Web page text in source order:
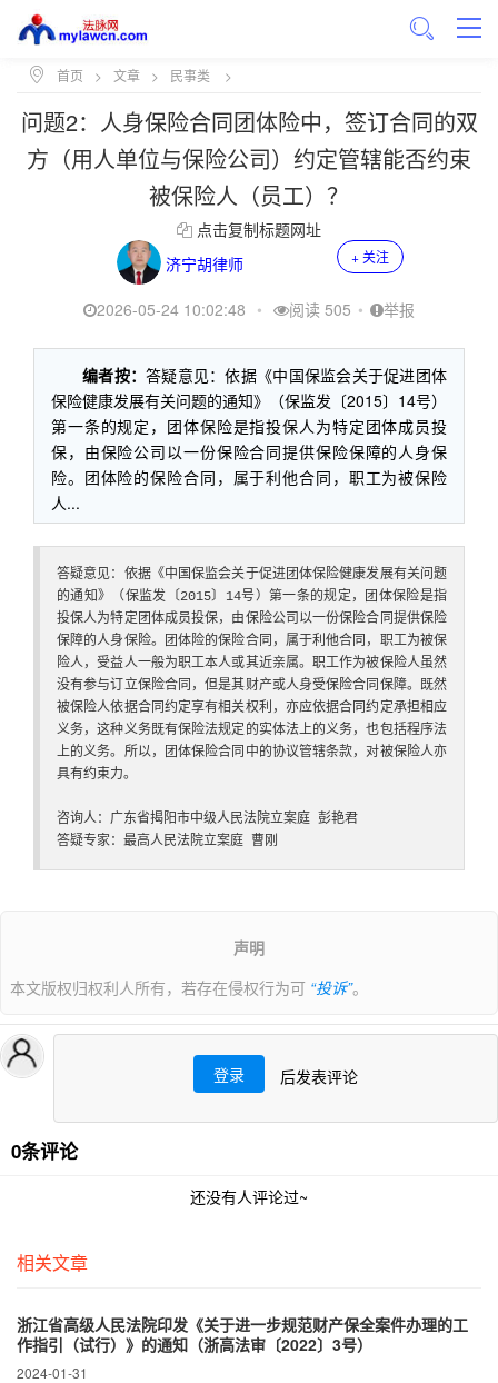
首页 > 文章 > 民事类 >
问题2：人身保险合同团体险中，签订合同的双
方（用人单位与保险公司）约定管辖能否约束
被保险人（员工）？
点击复制标题网址
济宁胡律师
+ 关注
2026-05-24 10:02:48 • 阅读 505 • 举报
编者按：答疑意见：依据《中国保监会关于促进团体
保险健康发展有关问题的通知》（保监发〔2015〕14号）
第一条的规定，团体保险是指投保人为特定团体成员投
保，由保险公司以一份保险合同提供保险保障的人身保
险。团体险的保险合同，属于利他合同，职工为被保险
人...
答疑意见：依据《中国保监会关于促进团体保险健康发展有关问题
的通知》（保监发〔2015〕14号）第一条的规定，团体保险是指
投保人为特定团体成员投保，由保险公司以一份保险合同提供保险
保障的人身保险。团体险的保险合同，属于利他合同，职工为被保
险人，受益人一般为职工本人或其近亲属。职工作为被保险人虽然
没有参与订立保险合同，但是其财产或人身受保险合同保障。既然
被保险人依据合同约定享有相关权利，亦应依据合同约定承担相应
义务，这种义务既有保险法规定的实体法上的义务，也包括程序法
上的义务。所以，团体保险合同中的协议管辖条款，对被保险人亦
具有约束力。
咨询人：广东省揭阳市中级人民法院立案庭 彭艳君
答疑专家：最高人民法院立案庭 曹刚
声明
本文版权归权利人所有，若存在侵权行为可 “投诉”。
登录 后发表评论
0条评论
还没有人评论过~
相关文章
浙江省高级人民法院印发《关于进一步规范财产保全案件办理的工
作指引（试行）》的通知（浙高法审〔2022〕3号）
2024-01-31